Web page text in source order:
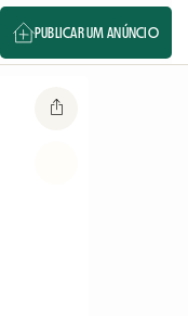
PUBLICAR UM ANÚNCIO